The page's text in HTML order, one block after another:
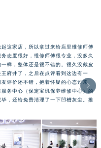
这家店，所以拿过来给店里维修师傅
态度很好，维修师傅很专业，没多久
样，整体还是很不错的。很久没戴皮
府井了，之后在点评看到这边有一
评价还不错，抱着怀疑的心态过来
务中心（保定宝玑保养维修中心）的
，还给免费清理了一下凹槽灰尘。推
